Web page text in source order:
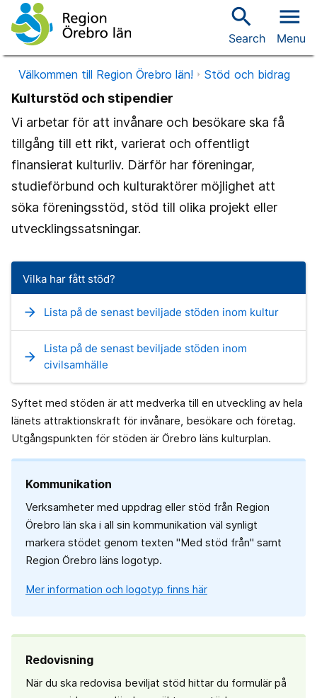
search
Search
menu
Menu
Välkommen till Region Örebro län! Stöd och bidrag
Kulturstöd och stipendier
Vi arbetar för att invånare och besökare ska få
tillgång till ett rikt, varierat och offentligt
finansierat kulturliv. Därför har föreningar,
studieförbund och kulturaktörer möjlighet att
söka föreningsstöd, stöd till olika projekt eller
utvecklingssatsningar.
Vilka har fått stöd?
arrow_forward Lista på de senast beviljade stöden inom kultur
arrow_forward
Lista på de senast beviljade stöden inom
civilsamhälle
Syftet med stöden är att medverka till en utveckling av hela
länets attraktionskraft för invånare, besökare och företag.
Utgångspunkten för stöden är Örebro läns kulturplan.
Kommunikation
Verksamheter med uppdrag eller stöd från Region
Örebro län ska i all sin kommunikation väl synligt
markera stödet genom texten "Med stöd från" samt
Region Örebro läns logotyp.
Mer information och logotyp finns här
Redovisning
När du ska redovisa beviljat stöd hittar du formulär på